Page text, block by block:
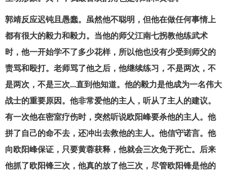
郭靖反应迟钝且愚蠢。虽然他不聪明，但他在做任何事情上
都有很大的毅力和毅力。当他的师父江南七拐教他练武术
时，他一开始学不了多少花样，所以他也没有少受到师父的
责骂和殴打。老师骂了他之后，他继续练习，不是两次，不
是两次，不是三次...直到他知道。他的毅力是他成为一名伟大
战士的重要原因。他非常爱他的主人，听从了主人的建议。
有一次他在密室疗伤时，突然听说欧阳峰要杀他的主人。他
拼了自己的命不去，还冲出去救他的主人。他信守诺言。他
向欧阳峰保证，只要黄蓉获释，他就会三次免于死亡。后来
他抓了欧阳锋三次，他真的放了他三次，尽管欧阳锋是他的